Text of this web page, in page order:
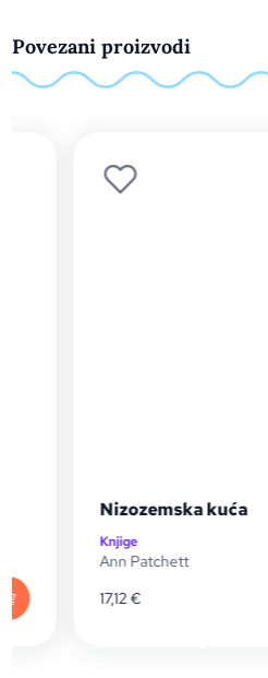
Povezani proizvodi
Nizozemska kuća
Knjige
Ann Patchett
17,12€